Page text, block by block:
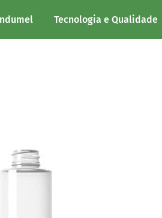
Tecnologia e Qualidade